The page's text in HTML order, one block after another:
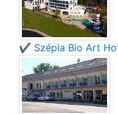
✔️ Szépia Bio Art